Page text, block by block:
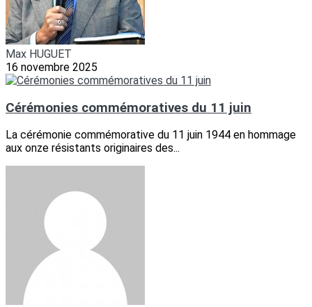
Max HUGUET
16 novembre 2025
Cérémonies commémoratives du 11 juin
La cérémonie commémorative du 11 juin 1944 en hommage
aux onze résistants originaires des...